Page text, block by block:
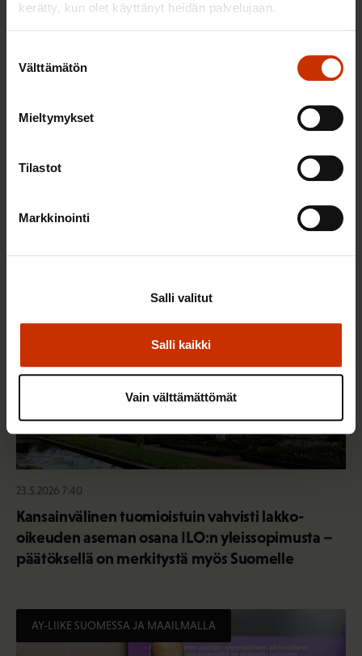
kerätty, kun olet käyttänyt heidän palvelujaan.
valinta
Välttämätön
Mieltymykset
Tilastot
Markkinointi
Salli kaikki
Salli valitut
Vain välttämättömät
25.6.2026 10:35
Työelämän ammattilaiset: Panemme olutta,
23.5.2026 7:40
Kansainvälinen tuomioistuin vahvisti lakko-
oikeuden aseman osana ILO:n yleissopimusta –
päätöksellä on merkitystä myös Suomelle
AY-LIIKE SUOMESSA JA MAAILMALLA